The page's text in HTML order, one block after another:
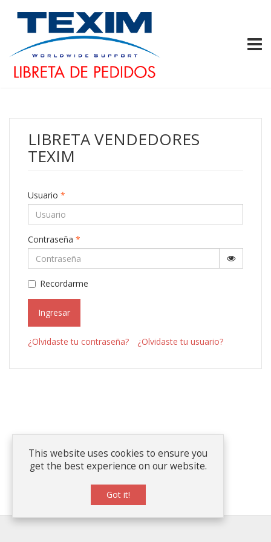
LIBRETA VENDEDORES
TEXIM
Usuario *
Contraseña *
Show
Recordarme
Ingresar
¿Olvidaste tu contraseña? ¿Olvidaste tu usuario?
This website uses cookies to ensure you
get the best experience on our website.
Got it!